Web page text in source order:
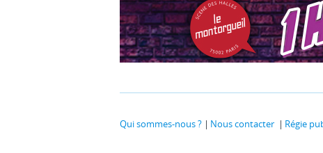
Qui sommes-nous ? Nous contacter Régie